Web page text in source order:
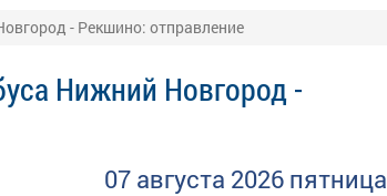
- Рекшино: отправление
Нижний Новгород -
07 августа 2026 пятница